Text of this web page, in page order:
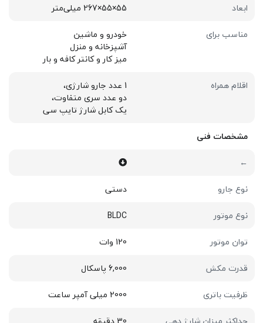
ابعاد
55×55×267 میلی‌متر
مناسب برای
خودرو و ماشین
آشپزخانه و منزل
میز کار و کانتر کافه و بار
اقلام همراه
1 عدد جارو شارژی،
دو عدد سری متفاوت،
یک کابل شارژ تایپ سی
مشخصات فنی
←
نوع جارو
دستی
نوع موتور
BLDC
توان موتور
120 وات
قدرت مکش
6,000 پاسکال
ظرفیت باتری
2000 میلی آمپر ساعت